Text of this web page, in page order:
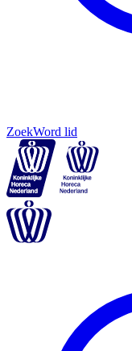
ZoekWord lid